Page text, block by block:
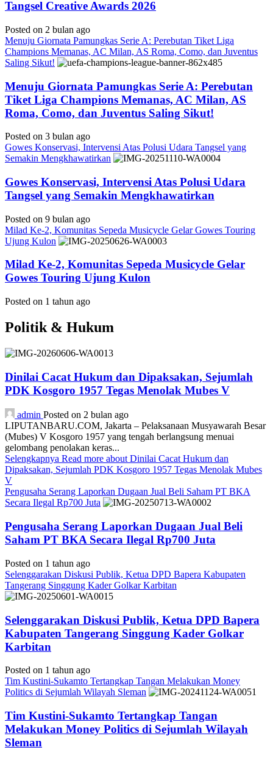
Tangsel Creative Awards 2026
Posted on 2 bulan ago
Menuju Giornata Pamungkas Serie A: Perebutan Tiket Liga
Champions Memanas, AC Milan, AS Roma, Como, dan Juventus
Saling Sikut!
Menuju Giornata Pamungkas Serie A: Perebutan
Tiket Liga Champions Memanas, AC Milan, AS
Roma, Como, dan Juventus Saling Sikut!
Posted on 3 bulan ago
Gowes Konservasi, Intervensi Atas Polusi Udara Tangsel yang
Semakin Mengkhawatirkan
Gowes Konservasi, Intervensi Atas Polusi Udara
Tangsel yang Semakin Mengkhawatirkan
Posted on 9 bulan ago
Milad Ke-2, Komunitas Sepeda Musicycle Gelar Gowes Touring
Ujung Kulon
Milad Ke-2, Komunitas Sepeda Musicycle Gelar
Gowes Touring Ujung Kulon
Posted on 1 tahun ago
Politik & Hukum
Dinilai Cacat Hukum dan Dipaksakan, Sejumlah
PDK Kosgoro 1957 Tegas Menolak Mubes V
admin Posted on 2 bulan ago
LIPUTANBARU.COM, Jakarta – Pelaksanaan Musyawarah Besar
(Mubes) V Kosgoro 1957 yang tengah berlangsung menuai
gelombang penolakan keras...
Selengkapnya Read more about Dinilai Cacat Hukum dan
Dipaksakan, Sejumlah PDK Kosgoro 1957 Tegas Menolak Mubes
V
Pengusaha Serang Laporkan Dugaan Jual Beli Saham PT BKA
Secara Ilegal Rp700 Juta
Pengusaha Serang Laporkan Dugaan Jual Beli
Saham PT BKA Secara Ilegal Rp700 Juta
Posted on 1 tahun ago
Selenggarakan Diskusi Publik, Ketua DPD Bapera Kabupaten
Tangerang Singgung Kader Golkar Karbitan
Selenggarakan Diskusi Publik, Ketua DPD Bapera
Kabupaten Tangerang Singgung Kader Golkar
Karbitan
Posted on 1 tahun ago
Tim Kustini-Sukamto Tertangkap Tangan Melakukan Money
Politics di Sejumlah Wilayah Sleman
Tim Kustini-Sukamto Tertangkap Tangan
Melakukan Money Politics di Sejumlah Wilayah
Sleman